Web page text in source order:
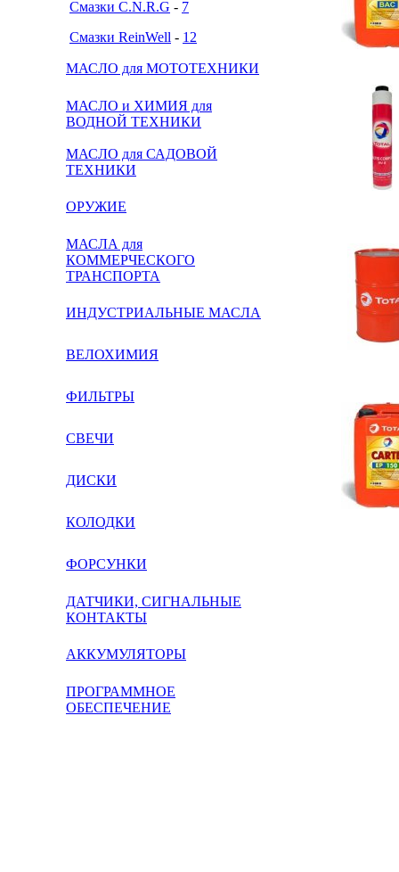
Смазки C.N.R.G - 7
Смазки ReinWell - 12
МАСЛО для МОТОТЕХНИКИ
МАСЛО и ХИМИЯ для
ВОДНОЙ ТЕХНИКИ
МАСЛО для САДОВОЙ
ТЕХНИКИ
ОРУЖИЕ
МАСЛА для
КОММЕРЧЕСКОГО
ТРАНСПОРТА
ИНДУСТРИАЛЬНЫЕ МАСЛА
ВЕЛОХИМИЯ
ФИЛЬТРЫ
СВЕЧИ
ДИСКИ
КОЛОДКИ
ФОРСУНКИ
ДАТЧИКИ, СИГНАЛЬНЫЕ
КОНТАКТЫ
АККУМУЛЯТОРЫ
ПРОГРАММНОЕ
ОБЕСПЕЧЕНИЕ